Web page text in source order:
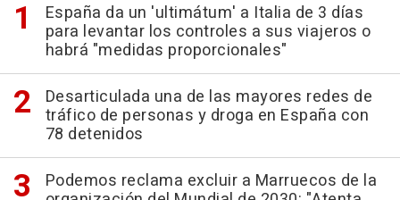
España da un 'ultimátum' a Italia de 3 días
para levantar los controles a sus viajeros o
habrá "medidas proporcionales"
Desarticulada una de las mayores redes de
tráfico de personas y droga en España con
78 detenidos
Podemos reclama excluir a Marruecos de la